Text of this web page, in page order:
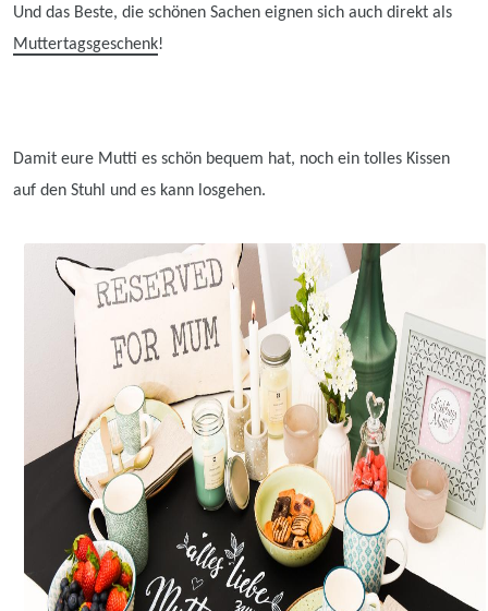
Und das Beste, die schönen Sachen eignen sich auch direkt als
Muttertagsgeschenk!
Damit eure Mutti es schön bequem hat, noch ein tolles Kissen
auf den Stuhl und es kann losgehen.